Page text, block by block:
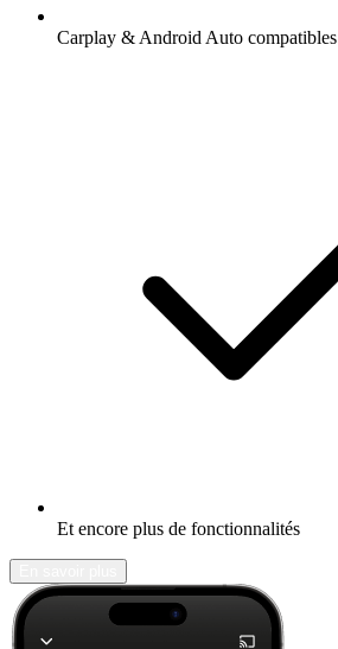
Carplay & Android Auto compatibles
Et encore plus de fonctionnalités